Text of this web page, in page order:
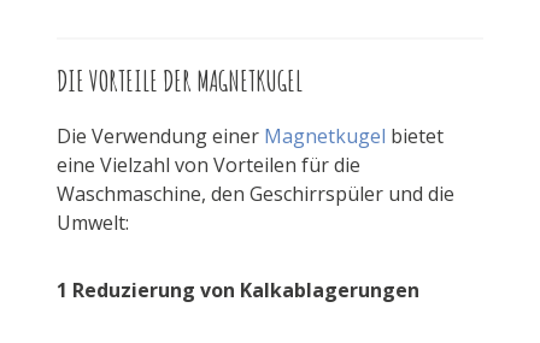
DIE VORTEILE DER MAGNETKUGEL
Die Verwendung einer Magnetkugel bietet
eine Vielzahl von Vorteilen für die
Waschmaschine, den Geschirrspüler und die
Umwelt:
1 Reduzierung von Kalkablagerungen